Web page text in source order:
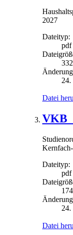
2027
Dateityp:
pdf
24.
Datei
Dateityp:
pdf
24.
Datei